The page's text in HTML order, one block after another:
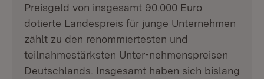
Preisgeld von insgesamt 90.000 Euro
dotierte Landespreis für junge Unternehmen
zählt zu den renommiertesten und
teilnahmestärksten Unter-nehmenspreisen
Deutschlands. Insgesamt haben sich bislang